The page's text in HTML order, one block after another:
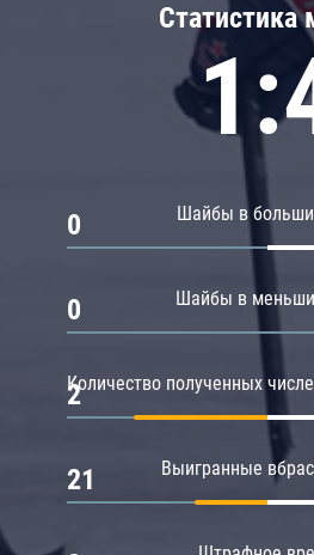
Статистика
Шайбы в
0
Шайбы в
0
Количество полученных
2
Выигранные
21